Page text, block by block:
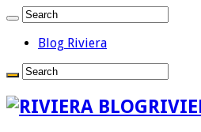
Blog Riviera